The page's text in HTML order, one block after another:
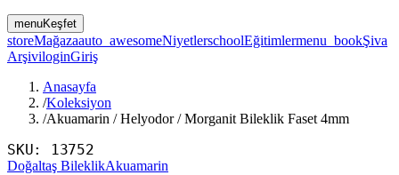
menuKeşfet
storeMağazaauto_awesomeNiyetlerschoolEğitimlermenu_bookŞiva
ArşiviloginGiriş
Anasayfa
/Koleksiyon
/Akuamarin / Helyodor / Morganit Bileklik Faset 4mm
SKU: 13752
Doğaltaş BileklikAkuamarin